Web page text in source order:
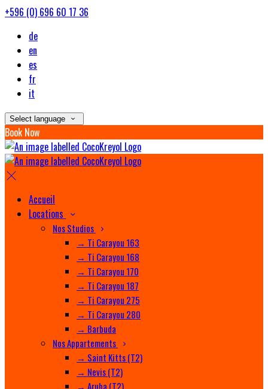
+596 (0) 696 60 17 36
de
en
es
fr
it
Select language
Book Now
Accueil
Locations
Nos Studios
→ Ti Carayou 163
→ Ti Carayou 168
→ Ti Carayou 170
→ Ti Carayou 187
→ Ti Carayou 275
→ Ti Carayou 280
→ Barbuda
Nos Appartements
→ Saint Kitts (T2)
→ Nevis (T2)
→ Aruba (T2)